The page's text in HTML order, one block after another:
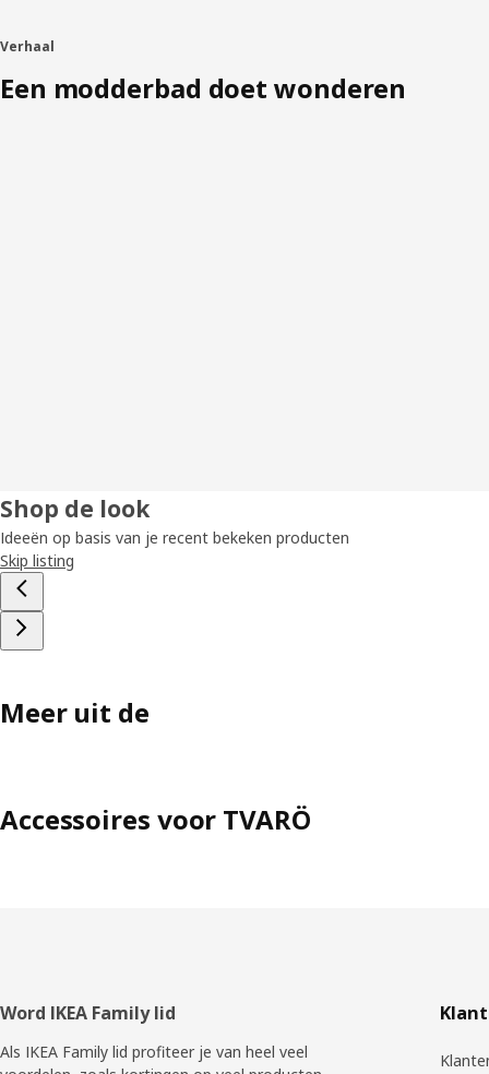
Verhaal
Een modderbad doet wonderen
Shop de look
Ideeën op basis van je recent bekeken producten
Skip listing
Meer uit de
Accessoires voor TVARÖ
Voettekst
Word IKEA Family lid
Als IKEA Family lid profiteer je van heel veel